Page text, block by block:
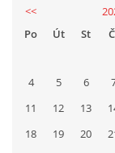
<<
Po
Út St
4
5 6
11
12 13
18
19 20